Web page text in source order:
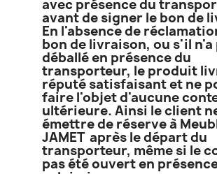
avec présence du
avant de signer le bon de
En l'absence de
bon de livraison, ou s'il n'a
déballé en présence du
transporteur, le produit
réputé satisfaisant et ne
faire l'objet d'aucune
ultérieure. Ainsi le client
émettre de réserve à
JAMET après le départ du
transporteur, même si le
pas été ouvert en